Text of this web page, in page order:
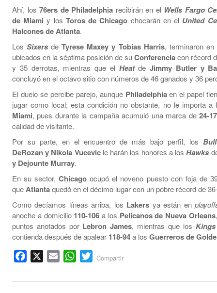
Ahí, los 76ers de Philadelphia recibirán en elWells Fargo
de Miami y los Toros de Chicago chocarán en el United
Halcones de Atlanta.
LosSixers deTyrese Maxey y Tobias Harris, terminaron en
ubicados en la séptima posición de suConferenciacon récord
y 35 derrotas, mientras que el Heatde Jimmy Butler y
concluyó en el octavo sitio con números de 46 ganados y 36
El duelo se percibe parejo, aunque Philadelphiaen el papel
jugar como local; esta condición no obstante, no le importa a
Miami, pues durante la campaña acumuló una marca de24-17
calidad de visitante.
Por su parte, en el encuentro de más bajo perfil, los
DeRozan y Nikola Vucevicle harán los honores a losHawks
y Dejounte Murray.
En su sector, Chicago ocupó el noveno puesto con foja de
queAtlantaquedó en el décimo lugar con un pobre récord de
Como decíamos líneas arriba, los Lakers ya están en
anoche a domicilio 110-106 a los Pelícanos de Nueva Orleans
puntos anotados por Lebron James, mientras que los Kings
contienda después de apalear 118-94a los Guerreros de
Facebook Email WhatsApp
Twitter
Compartir